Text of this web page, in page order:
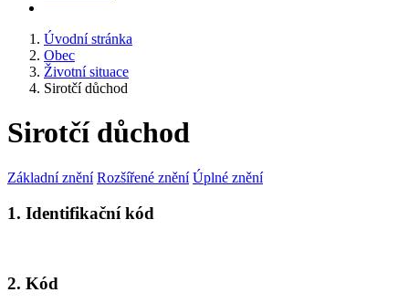
Úvodní stránka
Obec
Životní situace
Sirotčí důchod
Sirotčí důchod
Základní znění Rozšířené znění Úplné znění
1. Identifikační kód
2. Kód